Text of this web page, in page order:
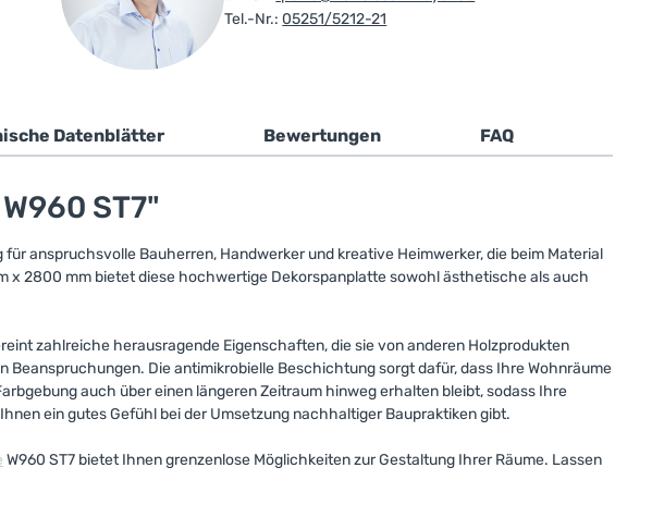
Tel.-Nr.: 05251/5212-21
Datenblätter Bewertungen FAQ
ST7"
für anspruchsvolle Bauherren, Handwerker und kreative Heimwerker, die beim Material
x 2800 mm bietet diese hochwertige Dekorspanplatte sowohl ästhetische als auch
zahlreiche herausragende Eigenschaften, die sie von anderen Holzprodukten
Die antimikrobielle Beschichtung sorgt dafür, dass Ihre Wohnräume
auch über einen längeren Zeitraum hinweg erhalten bleibt, sodass Ihre
Ihnen ein gutes Gefühl bei der Umsetzung nachhaltiger Baupraktiken gibt.
W960 ST7 bietet Ihnen grenzenlose Möglichkeiten zur Gestaltung Ihrer Räume. Lassen